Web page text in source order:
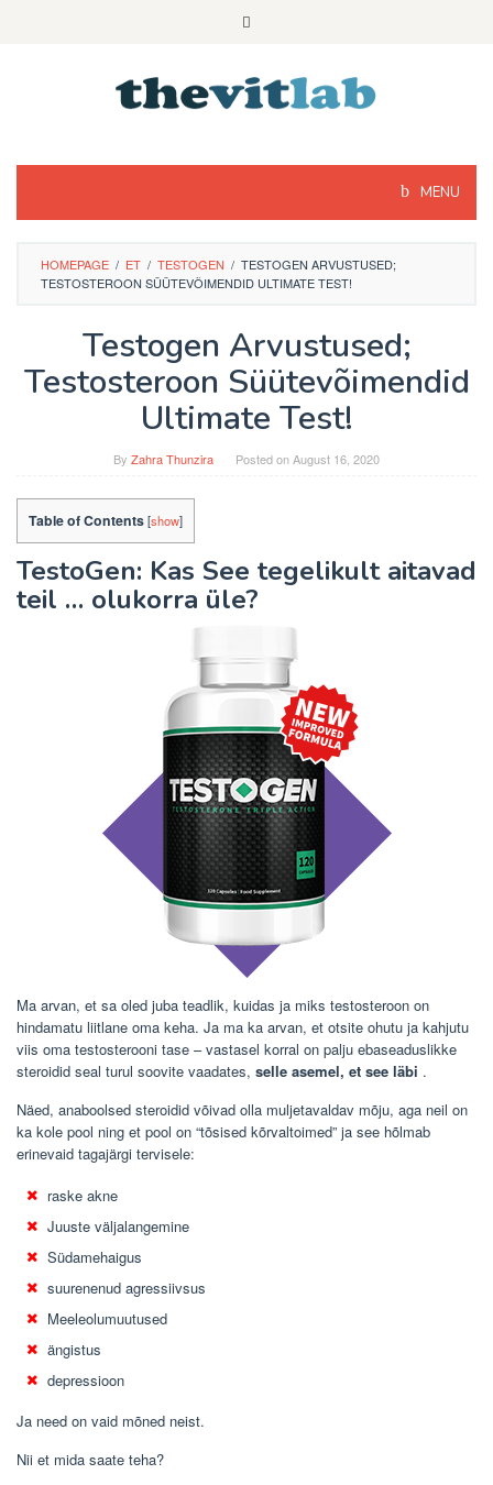
MENU
HOMEPAGE / ET / TESTOGEN / TESTOGEN ARVUSTUSED;
TESTOSTEROON SÜÜTEVÕIMENDID ULTIMATE TEST!
Testogen Arvustused;
Testosteroon Süütevõimendid
Ultimate Test!
By Zahra Thunzira Posted onAugust 16, 2020
Table of Contents[show]
TestoGen: Kas See tegelikult aitavad
teil … olukorra üle?
Ma arvan, et sa oled juba teadlik, kuidas ja miks testosteroon on
hindamatu liitlane oma keha. Ja ma ka arvan, et otsite ohutu ja kahjutu
viis oma testosterooni tase – vastasel korral on palju ebaseaduslikke
steroidid seal turul soovite vaadates, selle asemel, et see läbi .
Näed, anaboolsed steroidid võivad olla muljetavaldav mõju, aga neil on
ka kole pool ning et pool on “tõsised kõrvaltoimed” ja see hõlmab
erinevaid tagajärgi tervisele:
raske akne
Juuste väljalangemine
Südamehaigus
suurenenud agressiivsus
Meeleolumuutused
ängistus
depressioon
Ja need on vaid mõned neist.
Nii et mida saate teha?